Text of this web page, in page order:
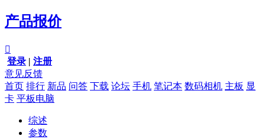
产品报价

登录 | 注册
意见反馈
首页 排行 新品 问答 下载 论坛 手机 笔记本 数码相机 主板 显
卡 平板电脑
综述
参数